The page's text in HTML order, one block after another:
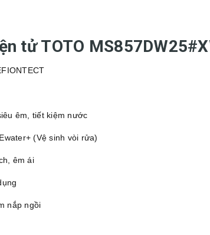
tử TOTO
êm, tiết kiệm nước
(Vệ sinh vòi rửa)
êm ái
nắp ngồi